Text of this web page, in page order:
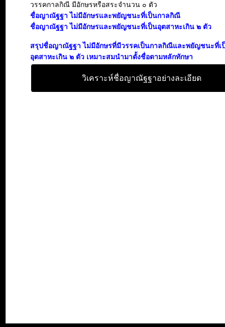
วรรคกาลกิณี มีอักษรหรือสระจำนวน ๐ ตัว
ชื่อญาณัฐฐา ไม่มีอักษรและพยัญชนะที่เป็นกาลกิณี
ชื่อญาณัฐฐา ไม่มีอักษรและพยัญชนะที่เป็นอุตสาหะเกิน ๒ ตัว
สรุปชื่อญาณัฐฐา ไม่มีอักษรที่มีวรรคเป็นกาลกิณีและพยัญชนะที่เ
อุตสาหะเกิน ๒ ตัว เหมาะสมนำมาตั้งชื่อตามหลักทักษา
วิเคราะห์ชื่อญาณัฐฐาอย่างละเอียด